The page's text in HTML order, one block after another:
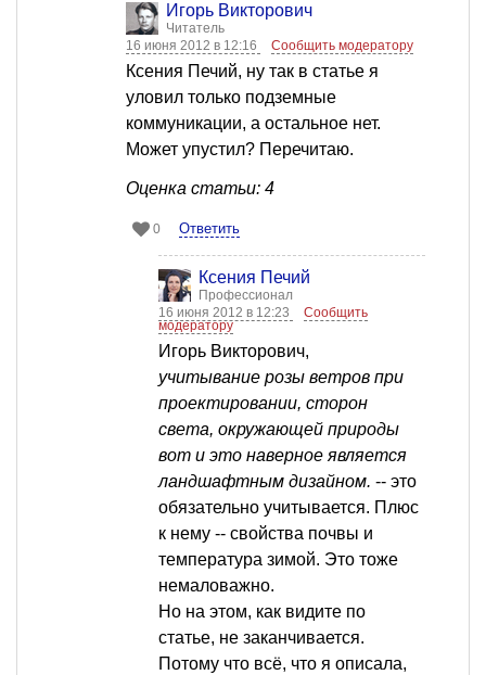
Игорь Викторович
Читатель
16 июня 2012 в 12:16
Сообщить модератору
Ксения Печий, ну так в статье я
уловил только подземные
коммуникации, а остальное нет.
Может упустил? Перечитаю.
Оценка статьи: 4
0 Ответить
Ксения Печий
Профессионал
16 июня 2012 в 12:23
Сообщить
модератору
Игорь Викторович,
учитывание розы ветров при
проектировании, сторон
света, окружающей природы
вот и это наверное является
ландшафтным дизайном. -- это
обязательно учитывается. Плюс
к нему -- свойства почвы и
температура зимой. Это тоже
немаловажно.
Но на этом, как видите по
статье, не заканчивается.
Потому что всё, что я описала,